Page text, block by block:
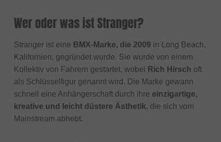
Wer oder was ist Stranger?
Stranger ist eine BMX-Marke, die 2009 in Long Beach,
Kalifornien, gegründet wurde. Sie wurde von einem
Kollektiv von Fahrern gestartet, wobei Rich Hirsch oft
als Schlüsselfigur genannt wird. Die Marke gewann
schnell eine Anhängerschaft durch ihre einzigartige,
kreative und leicht düstere Ästhetik, die sich vom
Mainstream abhebt.